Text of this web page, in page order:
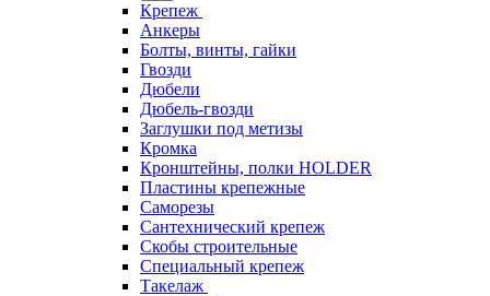
Крепеж
Анкеры
Болты, винты, гайки
Гвозди
Дюбели
Дюбель-гвозди
Заглушки под метизы
Кромка
Кронштейны, полки НОLDER
Пластины крепежные
Саморезы
Сантехнический крепеж
Скобы строительные
Специальный крепеж
Такелаж